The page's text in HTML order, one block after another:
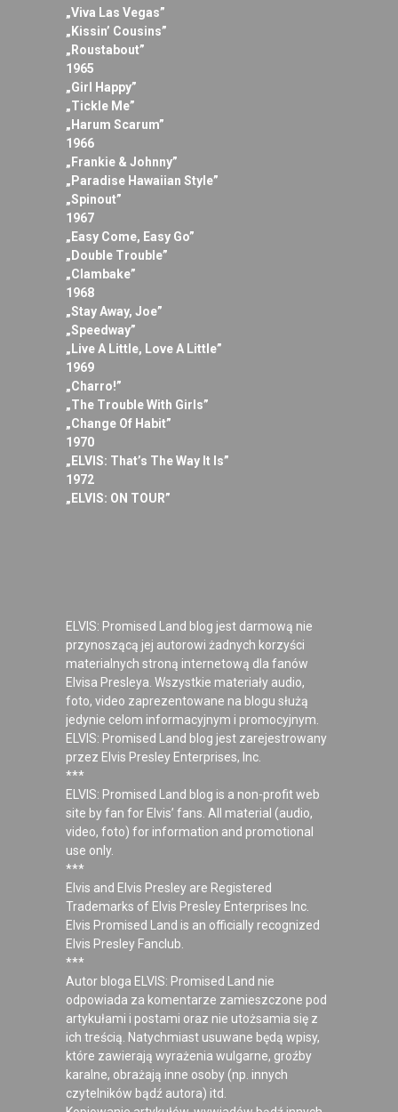
„Viva Las Vegas”
„Kissin’ Cousins”
„Roustabout”
1965
„Girl Happy”
„Tickle Me”
„Harum Scarum”
1966
„Frankie & Johnny”
„Paradise Hawaiian Style”
„Spinout”
1967
„Easy Come, Easy Go”
„Double Trouble”
„Clambake”
1968
„Stay Away, Joe”
„Speedway”
„Live A Little, Love A Little”
1969
„Charro!”
„The Trouble With Girls”
„Change Of Habit”
1970
„ELVIS: That’s The Way It Is”
1972
„ELVIS: ON TOUR”
ELVIS: Promised Land blog jest darmową nie
przynoszącą jej autorowi żadnych korzyści
materialnych stroną internetową dla fanów
Elvisa Presleya. Wszystkie materiały audio,
foto, video zaprezentowane na blogu służą
jedynie celom informacyjnym i promocyjnym.
ELVIS: Promised Land blog jest zarejestrowany
przez Elvis Presley Enterprises, Inc.
***
ELVIS: Promised Land blog is a non-profit web
site by fan for Elvis’ fans. All material (audio,
video, foto) for information and promotional
use only.
***
Elvis and Elvis Presley are Registered
Trademarks of Elvis Presley Enterprises Inc.
Elvis Promised Land is an officially recognized
Elvis Presley Fanclub.
***
Autor bloga ELVIS: Promised Land nie
odpowiada za komentarze zamieszczone pod
artykułami i postami oraz nie utożsamia się z
ich treścią. Natychmiast usuwane będą wpisy,
które zawierają wyrażenia wulgarne, groźby
karalne, obrażają inne osoby (np. innych
czytelników bądź autora) itd.